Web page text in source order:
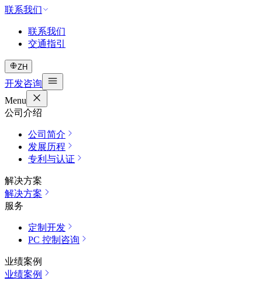
联系我们
联系我们
交通指引
ZH
开发咨询
Menu
公司介绍
公司简介
发展历程
专利与认证
解决方案
解决方案
服务
定制开发
PC 控制咨询
业绩案例
业绩案例